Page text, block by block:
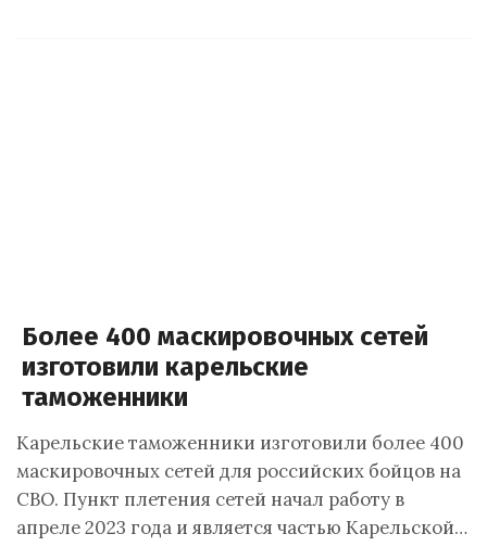
Более 400 маскировочных сетей
изготовили карельские
таможенники
Карельские таможенники изготовили более 400
маскировочных сетей для российских бойцов на
СВО. Пункт плетения сетей начал работу в
апреле 2023 года и является частью Карельской…